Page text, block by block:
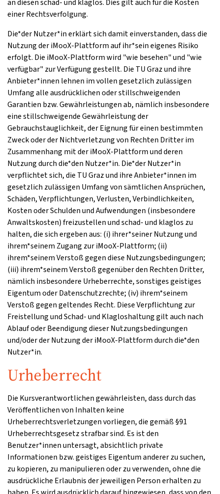
an diesen schad- und klaglos. Dies gilt auch für die Kosten
einer Rechtsverfolgung.
Die*der Nutzer*in erklärt sich damit einverstanden, dass die
Nutzung der iMooX-Plattform auf ihr*sein eigenes Risiko
erfolgt. Die iMooX-Plattform wird "wie besehen" und "wie
verfügbar" zur Verfügung gestellt. Die TU Graz und ihre
Anbieter*innen lehnen im vollen gesetzlich zulässigen
Umfang alle ausdrücklichen oder stillschweigenden
Garantien bzw. Gewährleistungen ab, nämlich insbesondere
eine stillschweigende Gewährleistung der
Gebrauchstauglichkeit, der Eignung für einen bestimmten
Zweck oder der Nichtverletzung von Rechten Dritter im
Zusammenhang mit der iMooX-Plattform und deren
Nutzung durch die*den Nutzer*in. Die*der Nutzer*in
verpflichtet sich, die TU Graz und ihre Anbieter*innen im
gesetzlich zulässigen Umfang von sämtlichen Ansprüchen,
Schäden, Verpflichtungen, Verlusten, Verbindlichkeiten,
Kosten oder Schulden und Aufwendungen (insbesondere
Anwaltskosten) freizustellen und schad- und klaglos zu
halten, die sich ergeben aus: (i) ihrer*seiner Nutzung und
ihrem*seinem Zugang zur iMooX-Plattform; (ii)
ihrem*seinem Verstoß gegen diese Nutzungsbedingungen;
(iii) ihrem*seinem Verstoß gegenüber den Rechten Dritter,
nämlich insbesondere Urheberrechte, sonstiges geistiges
Eigentum oder Datenschutzrechte; (iv) ihrem*seinem
Verstoß gegen geltendes Recht. Diese Verpflichtung zur
Freistellung und Schad- und Klagloshaltung gilt auch nach
Ablauf oder Beendigung dieser Nutzungsbedingungen
und/oder der Nutzung der iMooX-Plattform durch die*den
Nutzer*in.
Urheberrecht
Die Kursverantwortlichen gewährleisten, dass durch das
Veröffentlichen von Inhalten keine
Urheberrechtsverletzungen vorliegen, die gemäß §91
Urheberrechtsgesetz strafbar sind. Es ist den
Benutzer*innen untersagt, absichtlich private
Informationen bzw. geistiges Eigentum anderer zu suchen,
zu kopieren, zu manipulieren oder zu verwenden, ohne die
ausdrückliche Erlaubnis der jeweiligen Person erhalten zu